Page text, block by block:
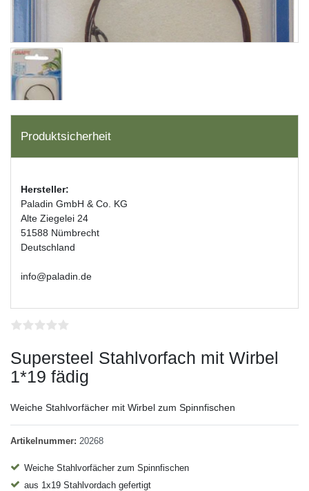
Produktsicherheit
Hersteller:
Paladin GmbH & Co. KG
Alte Ziegelei 24
51588 Nümbrecht
Deutschland
info@paladin.de
Supersteel Stahlvorfach mit Wirbel
1*19 fädig
Weiche Stahlvorfächer mit Wirbel zum Spinnfischen
Artikelnummer: 20268
Weiche Stahlvorfächer zum Spinnfischen
aus 1x19 Stahlvordach gefertigt